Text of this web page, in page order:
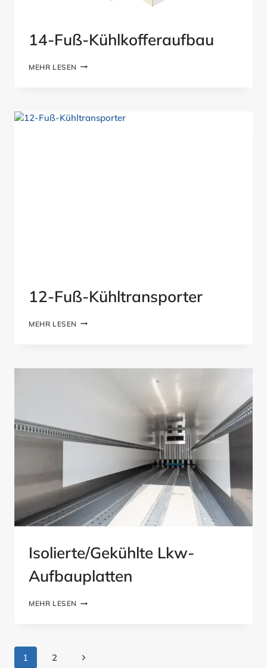
14-Fuß-Kühlkofferaufbau
MEHR LESEN 14-
12-Fuß-Kühltransporter
MEHR LESEN 12-
Isolierte/gekühlte Lkw-
Aufbauplatten
MEHR LESEN ISOLIERTE/GEKÜHLTE
Seitennavigation
1 2
Nächste